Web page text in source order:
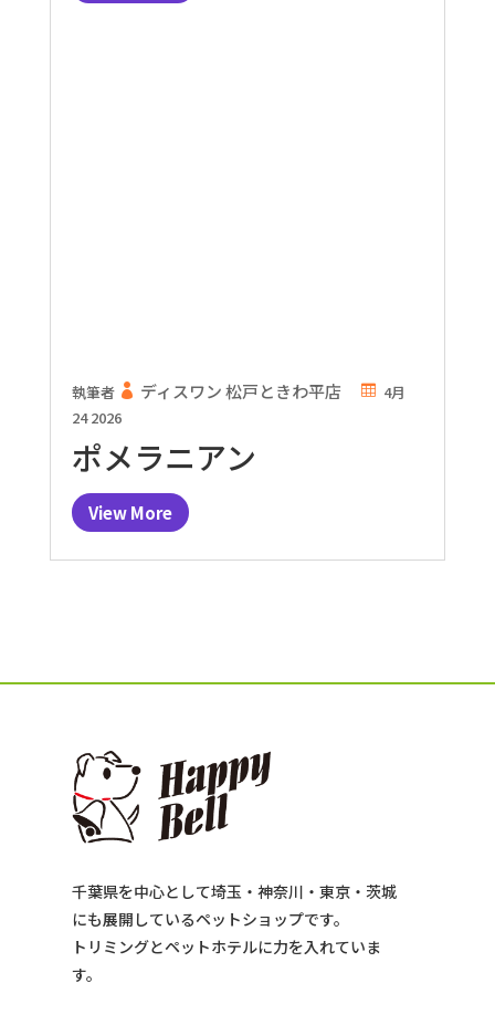
ポメラニアン
執筆者 ディスワン 松戸ときわ平店
4月
24 2026
View More
千葉県を中心として埼玉・神奈川・東京・茨城
にも展開しているペットショップです。
トリミングとペットホテルに力を入れていま
す。